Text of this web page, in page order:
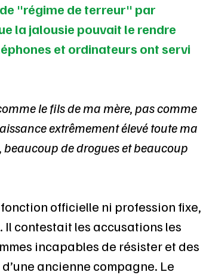
"régime de terreur" par
la jalousie pouvait le rendre
et ordinateurs ont servi
le fils de ma mère, pas comme
extrêmement élevé toute ma
beaucoup de drogues et beaucoup
officielle ni profession fixe,
contestait les accusations les
incapables de résister et des
ancienne compagne. Le